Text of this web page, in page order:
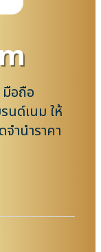
มือถือ
นด์เนม ให้
ำนำราคา